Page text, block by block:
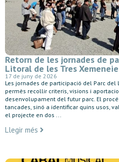
Retorn de les jornades de
Litoral de les Tres
17 de juny de 2026
Les jornades de participació del Parc del
permès recollir criteris, visions i
desenvolupament del futur parc. El
tancades, sinó a identificar quins usos,
el projecte en dos ...
Llegir més